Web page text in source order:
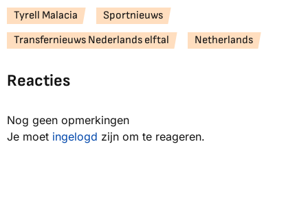
Tyrell Malacia
Sportnieuws
Transfernieuws Nederlands elftal
Netherlands
Reacties
Nog geen opmerkingen
Je moet ingelogd zijn om te reageren.